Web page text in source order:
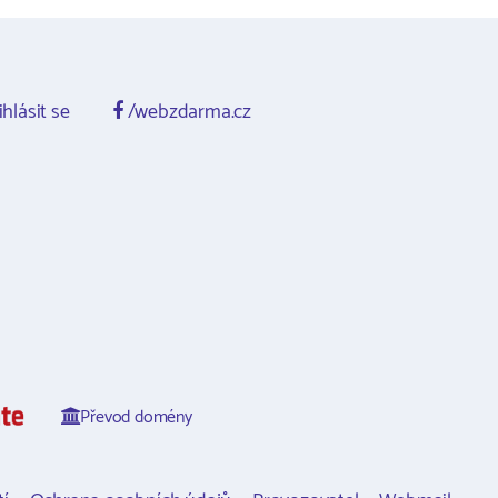
se /webzdarma.cz
Převod domény